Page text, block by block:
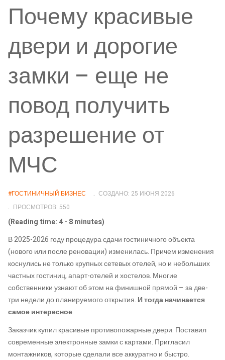
Почему красивые
двери и дорогие
замки – еще не
повод получить
разрешение от
МЧС
#ГОСТИНИЧНЫЙ БИЗНЕС
СОЗДАНО: 25 ИЮНЯ 2026
ПРОСМОТРОВ: 550
(Reading time: 4 - 8 minutes)
В 2025-2026 году процедура сдачи гостиничного объекта
(нового или после реновации) изменилась. Причем изменения
коснулись не только крупных сетевых отелей, но и небольших
частных гостиниц, апарт-отелей и хостелов. Многие
собственники узнают об этом на финишной прямой – за две-
три недели до планируемого открытия. И тогда начинается
самое интересное.
Заказчик купил красивые противопожарные двери. Поставил
современные электронные замки с картами. Пригласил
монтажников, которые сделали все аккуратно и быстро.